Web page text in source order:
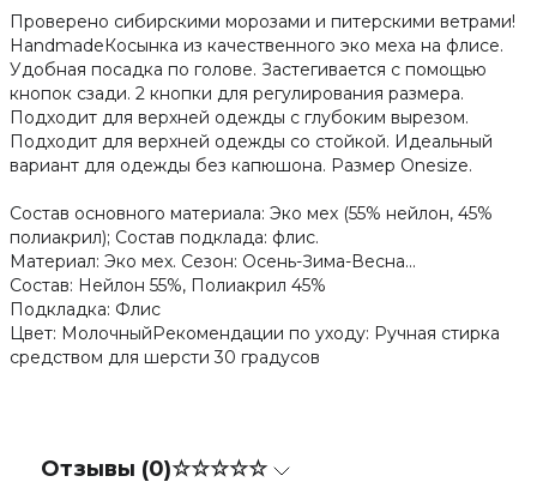
Проверено сибирскими морозами и питерскими ветрами!
HandmadeКосынка из качественного эко меха на флисе.
Удобная посадка по голове. Застегивается с помощью
кнопок сзади. 2 кнопки для регулирования размера.
Подходит для верхней одежды с глубоким вырезом.
Подходит для верхней одежды со стойкой. Идеальный
вариант для одежды без капюшона. Размер Onesize.
Состав основного материала: Эко мех (55% нейлон, 45%
полиакрил); Состав подклада: флис.
Материал: Эко мех. Сезон: Осень-Зима-Весна...
Состав: Нейлон 55%, Полиакрил 45%
Подкладка: Флис
Цвет: МолочныйРекомендации по уходу: Ручная стирка
средством для шерсти 30 градусов
Отзывы (0)☆☆☆☆☆